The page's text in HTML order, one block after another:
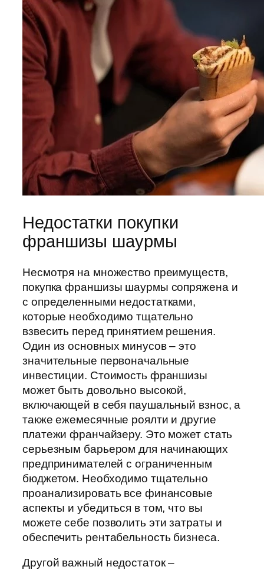
Недостатки покупки
франшизы шаурмы
Несмотря на множество преимуществ,
покупка франшизы шаурмы сопряжена и
с определенными недостатками,
которые необходимо тщательно
взвесить перед принятием решения.
Один из основных минусов – это
значительные первоначальные
инвестиции. Стоимость франшизы
может быть довольно высокой,
включающей в себя паушальный взнос, а
также ежемесячные роялти и другие
платежи франчайзеру. Это может стать
серьезным барьером для начинающих
предпринимателей с ограниченным
бюджетом. Необходимо тщательно
проанализировать все финансовые
аспекты и убедиться в том, что вы
можете себе позволить эти затраты и
обеспечить рентабельность бизнеса.
Другой важный недостаток –